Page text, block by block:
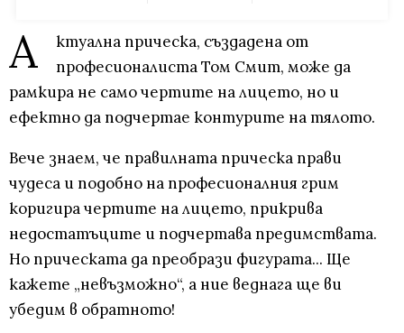
А
ктуална прическа, създадена от
професионалиста Том Смит, може да
рамкира не само чертите на лицето, но и
ефектно да подчертае контурите на тялото.
Вече знаем, че правилната прическа прави
чудеса и подобно на професионалния грим
коригира чертите на лицето, прикрива
недостатъците и подчертава предимствата.
Но прическата да преобрази фигурата... Ще
кажете „невъзможно“, а ние веднага ще ви
убедим в обратното!